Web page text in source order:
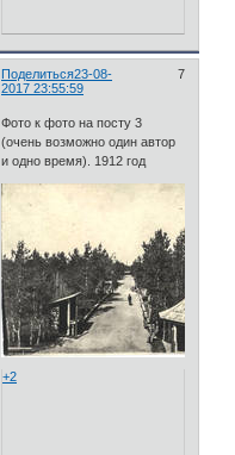
Поделиться 7
23-08-
2017 23:55:59
Фото к фото на посту 3
(очень возможно один автор
и одно время). 1912 год
+2